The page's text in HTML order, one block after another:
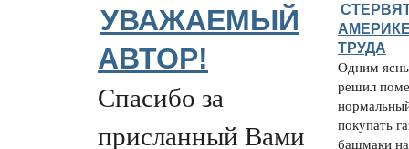
УВАЖАЕМЫЙ
АВТОР!
Спасибо за
присланный Вами
ТРУДА
Одним
решил
покупать
башмаки